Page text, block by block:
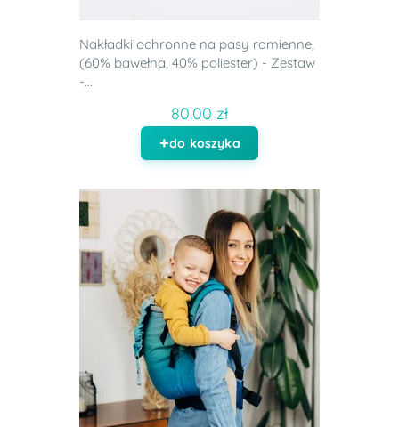
Nakładki ochronne na pasy ramienne,
(60% bawełna, 40% poliester) - Zestaw
-...
80.00 zł
do koszyka